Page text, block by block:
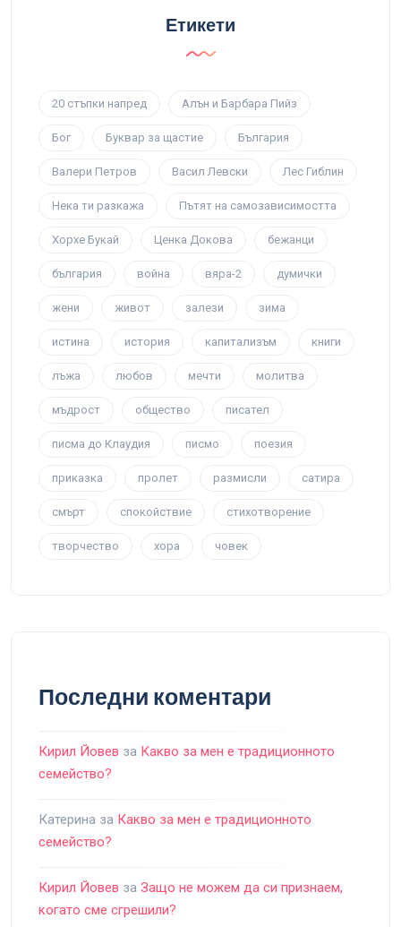
Етикети
20 стъпки напред Алън и Барбара Пийз
Бог Буквар за щастие България
Валери Петров Васил Левски Лес Гиблин
Нека ти разкажа Пътят на самозависимостта
Хорхе Букай Ценка Докова бежанци
българия война вяра-2 думички
жени живот залези зима
истина история капитализъм книги
лъжа любов мечти молитва
мъдрост общество писател
писма до Клаудия писмо поезия
приказка пролет размисли сатира
смърт спокойствие стихотворение
творчество хора човек
Последни коментари
Кирил Йовев за Какво за мен е традиционното
семейство?
Катерина за Какво за мен е традиционното
семейство?
Кирил Йовев за Защо не можем да си признаем,
когато сме сгрешили?